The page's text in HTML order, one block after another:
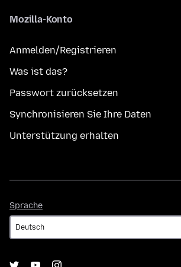
Mozilla-Konto
Anmelden/Registrieren
Was ist das?
Passwort zurücksetzen
Synchronisieren Sie Ihre Daten
Unterstützung erhalten
Sprache